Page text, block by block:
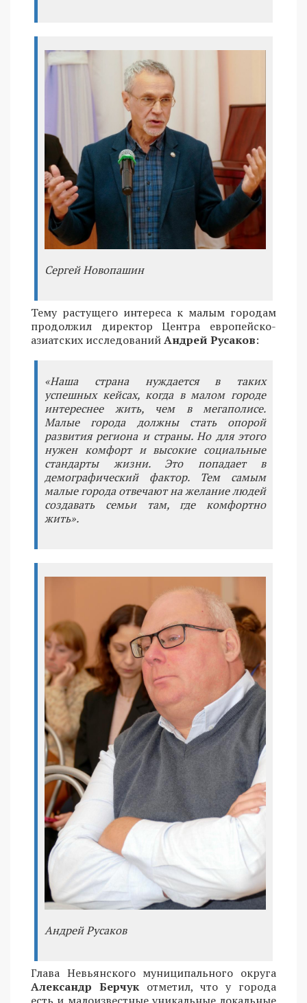
Сергей Новопашин
Тему растущего интереса к малым городам
продолжил директор Центра европейско-
азиатских исследованийАндрей Русаков:
«Наша страна нуждается в таких
успешных кейсах, когда в малом городе
интереснее жить, чем в мегаполисе.
Малые города должны стать опорой
развития региона и страны. Но для этого
нужен комфорт и высокие социальные
стандарты жизни. Это попадает в
демографический фактор. Тем самым
малые города отвечают на желание людей
создавать семьи там, где комфортно
жить».
Андрей Русаков
Глава Невьянского муниципального округа
Александр Берчук отметил, что у города
есть и малоизвестные уникальные локальные